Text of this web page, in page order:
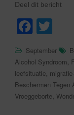
Deel dit bericht
F
c
e
b
o
tt
er
September
Alcohol Syndroom,
leefsituatie,
Beschermen Tegen
Vroeggeborte,